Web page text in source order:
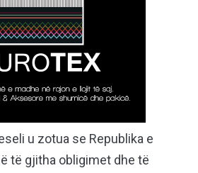
u zotua se Republika e
të gjitha obligimet dhe të